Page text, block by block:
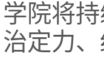
学院将
治定力